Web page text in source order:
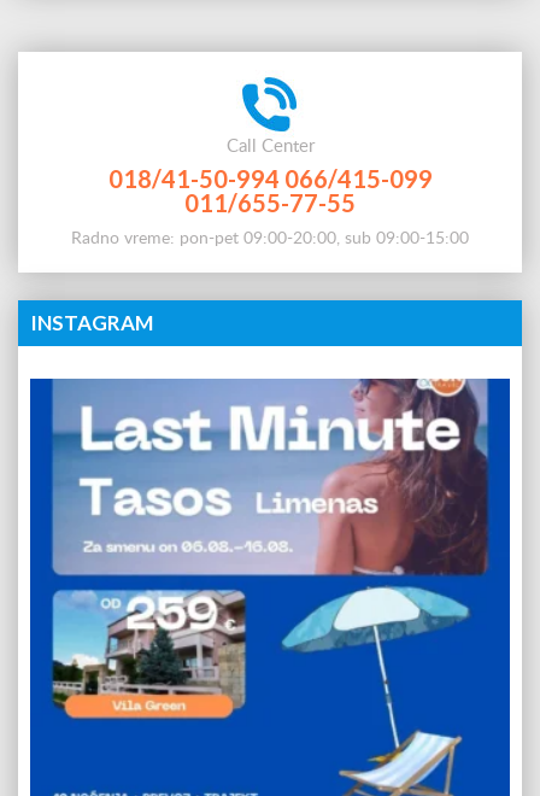
Call Center
018/41-50-994 066/415-099
011/655-77-55
Radno vreme: pon-pet 09:00-20:00, sub 09:00-15:00
INSTAGRAM